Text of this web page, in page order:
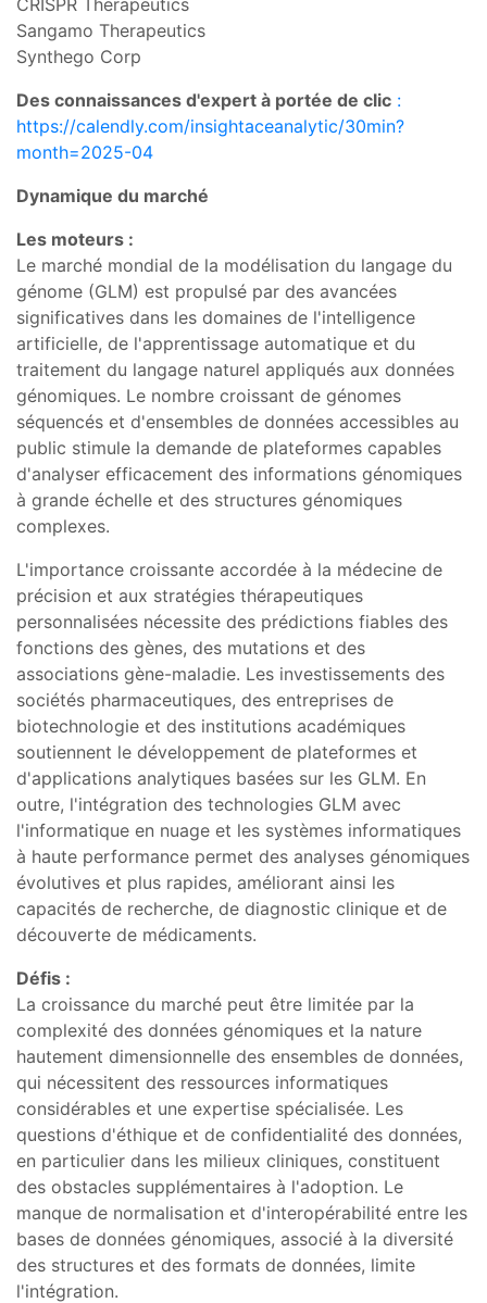
Sangamo Therapeutics
Synthego Corp
Des connaissances d'expert à portée de clic :
https://calendly.com/insightaceanalytic/30min?
month=2025-04
Dynamique du marché
Les moteurs :
Le marché mondial de la modélisation du langage du
génome (GLM) est propulsé par des avancées
significatives dans les domaines de l'intelligence
artificielle, de l'apprentissage automatique et du
traitement du langage naturel appliqués aux données
génomiques. Le nombre croissant de génomes
séquencés et d'ensembles de données accessibles au
public stimule la demande de plateformes capables
d'analyser efficacement des informations génomiques
à grande échelle et des structures génomiques
complexes.
L'importance croissante accordée à la médecine de
précision et aux stratégies thérapeutiques
personnalisées nécessite des prédictions fiables des
fonctions des gènes, des mutations et des
associations gène-maladie. Les investissements des
sociétés pharmaceutiques, des entreprises de
biotechnologie et des institutions académiques
soutiennent le développement de plateformes et
d'applications analytiques basées sur les GLM. En
outre, l'intégration des technologies GLM avec
l'informatique en nuage et les systèmes informatiques
à haute performance permet des analyses génomiques
évolutives et plus rapides, améliorant ainsi les
capacités de recherche, de diagnostic clinique et de
découverte de médicaments.
Défis :
La croissance du marché peut être limitée par la
complexité des données génomiques et la nature
hautement dimensionnelle des ensembles de données,
qui nécessitent des ressources informatiques
considérables et une expertise spécialisée. Les
questions d'éthique et de confidentialité des données,
en particulier dans les milieux cliniques, constituent
des obstacles supplémentaires à l'adoption. Le
manque de normalisation et d'interopérabilité entre les
bases de données génomiques, associé à la diversité
des structures et des formats de données, limite
l'intégration.